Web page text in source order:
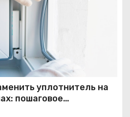
уплотнитель на
пошаговое